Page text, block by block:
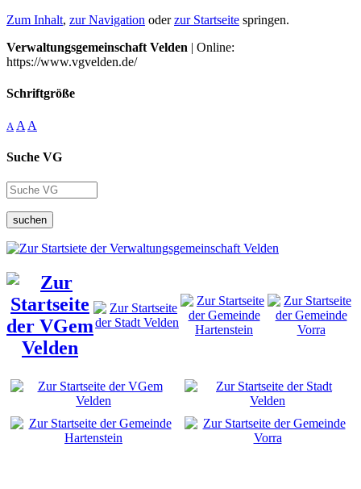
Zum Inhalt, zur Navigation oderzur Startseite springen.
Verwaltungsgemeinschaft Velden | Online:
https://www.vgvelden.de/
Schriftgröße
A A A
Suche VG
suchen